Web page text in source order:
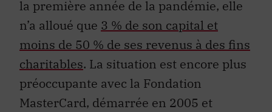
la première année de la pandémie, elle
n’a alloué que 3 % de son capital et
moins de 50 % de ses revenus à des fins
charitables. La situation est encore plus
préoccupante avec la Fondation
MasterCard, démarrée en 2005 et